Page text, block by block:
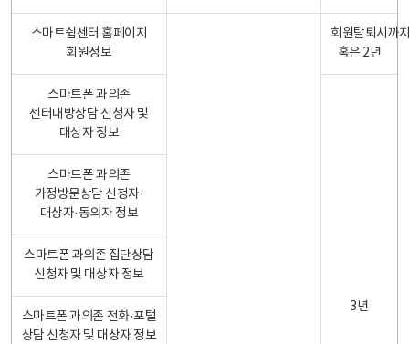
스마트쉼센터 홈페이지
회원정보
회원탈퇴시까
혹은 2년
스마트폰 과의존
센터내방상담 신청자 및
대상자 정보
3년
스마트폰 과의존
가정방문상담 신청자·
대상자·동의자 정보
스마트폰 과의존 집단상담
신청자 및 대상자 정보
스마트폰 과의존 전화·포털
상담 신청자 및 대상자 정보